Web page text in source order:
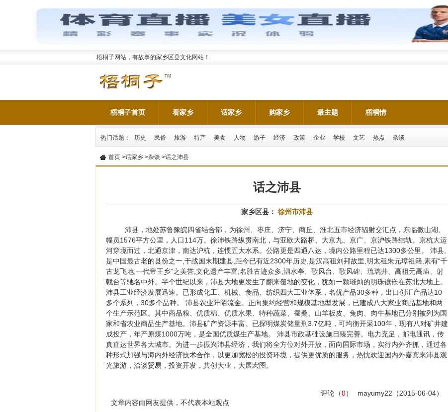
梧桐子网站，有故事的家乡区县文化网站！
梧桐子首页 看家乡 话家乡 购家乡 最主题 梧桐情
热门话题： 历史 民俗 旅游 特产 美食 人物 游子 经济 政策 企业 学校 文艺 热点 杂谈
首页 >话家乡 >杂谈 >话之沛县
话之沛县
家乡区县： 徐州市沛县
沛县，地处苏鲁豫皖四省结合部，为徐州、枣庄、济宁、商丘、淮北五市经济辐射交汇点，东临微山湖、
幅员1576平方公里，人口114万。徐沛铁路纵贯南北，与亚欧大路桥、大京九、京广、京沪铁路结轨。京杭大运
河穿境而过，北通京津，南达沪杭，连惯五大水系。公路更是四通八达，境内公路里程已达1300多公里。 沛县,
是中国最古老的县份之一,干战国末期建县,距今已有近2300年历史,是汉高租刘邦故里,明太租朱元璋祖籍,素有“千
古龙飞地,一代帝王乡”之美誉,文化遗产丰富,名胜古迹众多,泗水亭、歌风台、歌风碑、琉璃井、高祖元高庙、射
戟台等驰名中外。半个世纪以来，沛县大地更发生了翻来覆地的变化，犹如一颗璀灿的明珠镶嵌在苏北大地上。
沛县工业经济发展迅速。已形成化工、机械、食品、纺织四大工业体系，名优产品30多种，出口创汇产品达10
多个系列，30多个品种。 沛县农业阡陌流金。正向集约经营和规模基地型发展，已建成八大家业商品基地和两
个生产示范区。其中商品粮、优质棉、优质水果、特种蔬菜、蚕桑、山羊板皮、兔肉、肉牛基地已分别被列为国
家和省农业商品生产基地。沛县矿产资源丰富。已探明煤炭储量刑3.7亿吨，可均衡开采100年，现有八对矿井建
成投产，年产原煤1000万吨，是全国优质煤生产基地。 沛县市政基础设施日臻完善。电力充足，邮电通讯，传
真直达世界各大城市。为进一步振兴沛县经济，我们将全方位对外开放，面向国际市场，实行内外齐抓，通过各
种形式加强与海内外经济技术合作，以更加宽松的投资环境，提供更优质的服务，热忱欢迎国内外嘉宾来沛县观
光旅游，洽谈贸易，投资开发，共创大业，大展宏图。
mayumy22 （2015-06-04）
评论（0）
文章内容由网友提供，不代表本站观点